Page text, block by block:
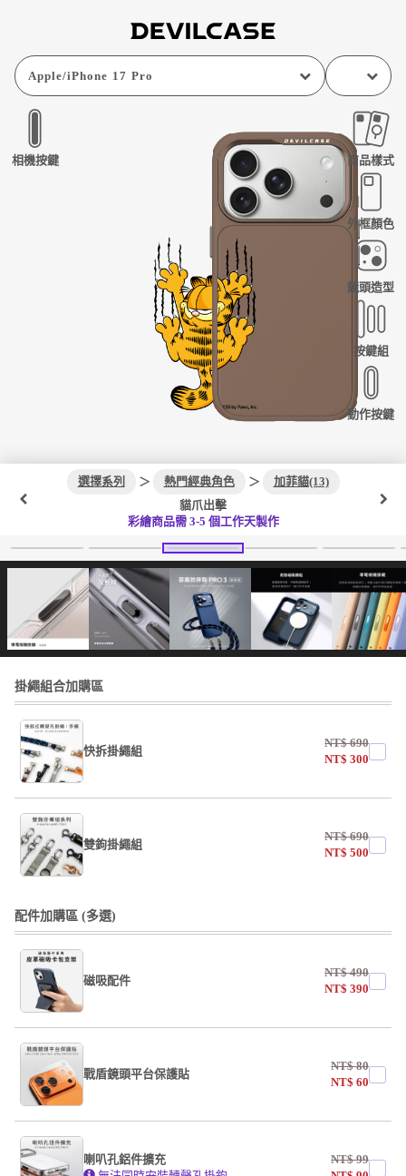
Apple/iPhone 17 Pro
相機按鍵 商品樣式
外框顏色
鏡頭造型
按鍵組
動作按鍵
選擇系列 ＞ 熱門經典角色 ＞
加菲貓(13)
貓爪出擊
彩繪商品需 3-5 個工作天製作
掛繩組合加購區
快拆掛繩組
NT$690
NT$300
undefined / undefined
雙鉤掛繩組
NT$690
NT$500
配件加購區 (多選)
磁吸配件
NT$490
NT$390
undefined / undefined
戰盾鏡頭平台保護貼
NT$80
NT$60
系列
喇叭孔鋁件擴充
NT$99